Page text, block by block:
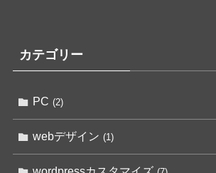
カテゴリー
PC (2)
webデザイン (1)